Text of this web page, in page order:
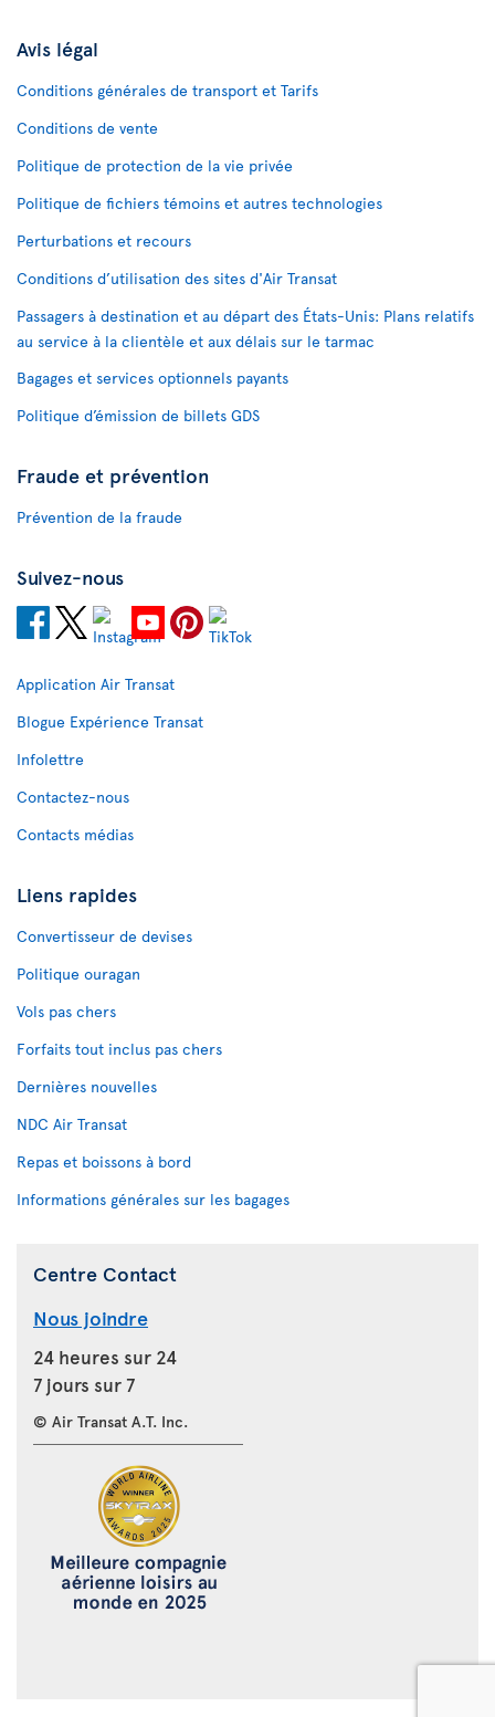
Avis légal
Conditions générales de transport et Tarifs
Conditions de vente
Politique de protection de la vie privée
Politique de fichiers témoins et autres technologies
Perturbations et recours
Conditions d’utilisation des sites d'Air Transat
Passagers à destination et au départ des États-Unis: Plans relatifs
au service à la clientèle et aux délais sur le tarmac
Bagages et services optionnels payants
Politique d’émission de billets GDS
Fraude et prévention
Prévention de la fraude
Suivez-nous
Application Air Transat
Blogue Expérience Transat
Infolettre
Contactez-nous
Contacts médias
Liens rapides
Convertisseur de devises
Politique ouragan
Vols pas chers
Forfaits tout inclus pas chers
Dernières nouvelles
NDC Air Transat
Repas et boissons à bord
Informations générales sur les bagages
Centre Contact
Nous joindre
24 heures sur 24
7 jours sur 7
© Air Transat A.T. Inc.